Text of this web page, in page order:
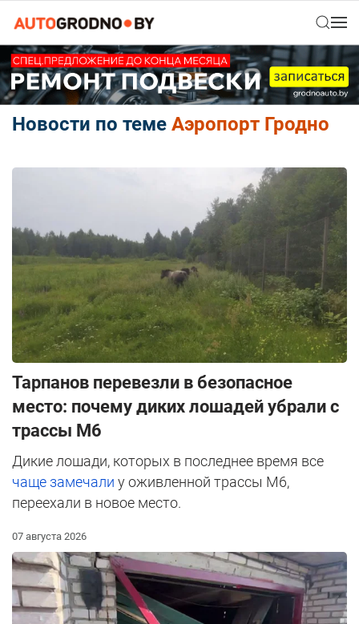
Новости по теме Аэропорт Гродно
Тарпанов перевезли в безопасное
место: почему диких лошадей убрали с
трассы М6
Дикие лошади, которых в последнее время все
чаще замечали у оживленной трассы М6,
переехали в новое место.
07 августа 2026